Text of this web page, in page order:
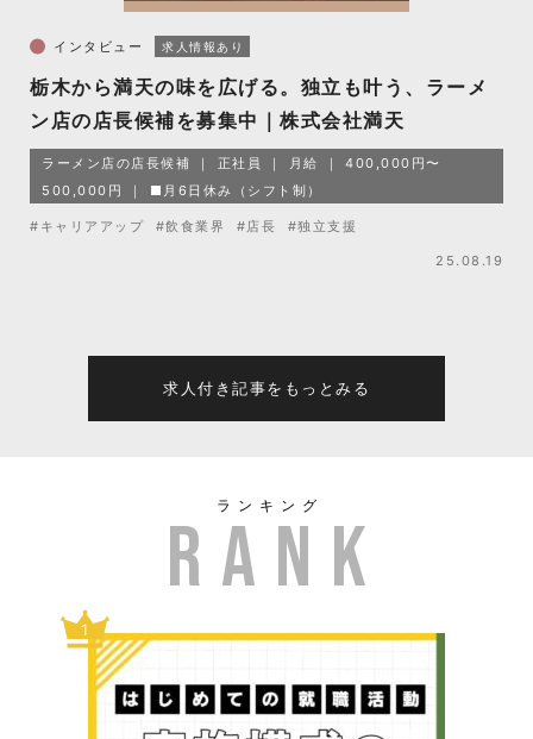
インタビュー 求人情報あり
栃木から満天の味を広げる。独立も叶う、ラーメ
ン店の店長候補を募集中｜株式会社満天
ラーメン店の店長候補 正社員 月給
400,000円〜
500,000円
■月6日休み（シフト制）
#キャリアアップ #飲食業界 #店長 #独立支援
25.08.19
求人付き記事をもっとみる
ランキング
1